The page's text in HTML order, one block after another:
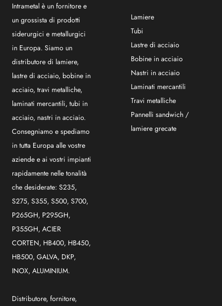
Intrametal è un fornitore e
un grossista di prodotti
siderurgici e metallurgici
in Europa. Siamo un
distributore di lamiere,
lastre di acciaio, bobine in
acciaio, travi metalliche,
laminati mercantili, tubi in
acciaio, nastri in acciaio.
Consegniamo e spediamo
in tutta Europa alle vostre
aziende e ai vostri impianti
rapidamente nelle tonalità
che desiderate: S235,
S275, S355, S500, S700,
P265GH, P295GH,
P355GH, ACIER
CORTEN, HB400, HB450,
HB500, GALVA, DKP,
INOX, ALUMINIUM.
Distributore, fornitore,
Lamiere
Tubi
Lastre di acciaio
Bobine in acciaio
Nastri in acciaio
Laminati mercantili
Travi metalliche
Pannelli sandwich /
lamiere grecate